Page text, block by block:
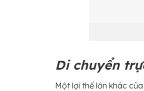
Di chuyển
Một lợi thế lớn khác